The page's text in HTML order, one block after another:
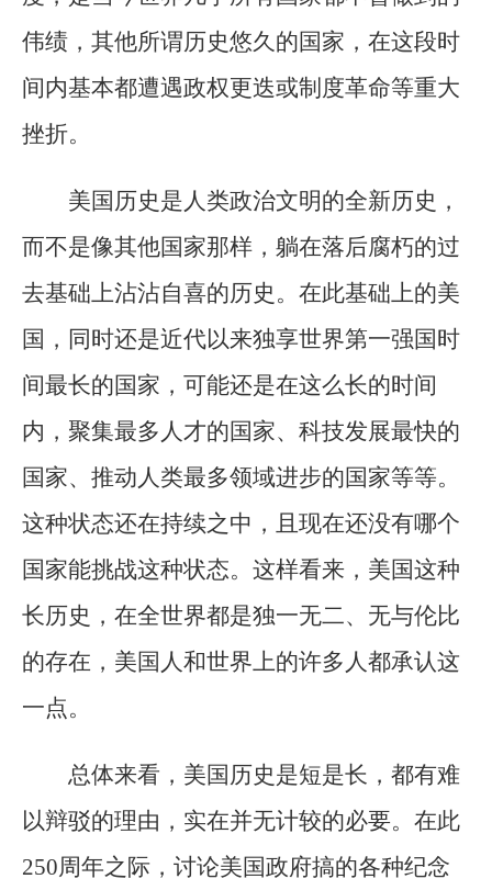
伟绩，其他所谓历史悠久的国家，在这段时
间内基本都遭遇政权更迭或制度革命等重大
挫折。
美国历史是人类政治文明的全新历史，
而不是像其他国家那样，躺在落后腐朽的过
去基础上沾沾自喜的历史。在此基础上的美
国，同时还是近代以来独享世界第一强国时
间最长的国家，可能还是在这么长的时间
内，聚集最多人才的国家、科技发展最快的
国家、推动人类最多领域进步的国家等等。
这种状态还在持续之中，且现在还没有哪个
国家能挑战这种状态。这样看来，美国这种
长历史，在全世界都是独一无二、无与伦比
的存在，美国人和世界上的许多人都承认这
一点。
总体来看，美国历史是短是长，都有难
以辩驳的理由，实在并无计较的必要。在此
250周年之际，讨论美国政府搞的各种纪念